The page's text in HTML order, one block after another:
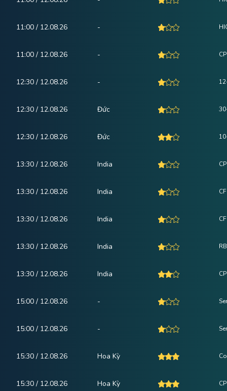
11:00 / 12.08.26 -
11:00 / 12.08.26 -
12:30 / 12.08.26 -
12:30 / 12.08.26 Đức
12:30 / 12.08.26 Đức
13:30 / 12.08.26 India
13:30 / 12.08.26 India
13:30 / 12.08.26 India
13:30 / 12.08.26 India
13:30 / 12.08.26 India
15:00 / 12.08.26 -
15:00 / 12.08.26 -
15:30 / 12.08.26 Hoa Kỳ
15:30 / 12.08.26 Hoa Kỳ